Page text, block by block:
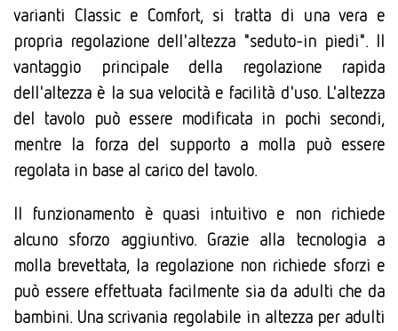
varianti Classic e Comfort, si tratta di una vera e
propria regolazione dell'altezza "seduto-in piedi". Il
vantaggio principale della regolazione rapida
dell'altezza è la sua velocità e facilità d'uso. L'altezza
del tavolo può essere modificata in pochi secondi,
mentre la forza del supporto a molla può essere
regolata in base al carico del tavolo.
Il funzionamento è quasi intuitivo e non richiede
alcuno sforzo aggiuntivo. Grazie alla tecnologia a
molla brevettata, la regolazione non richiede sforzi e
può essere effettuata facilmente sia da adulti che da
bambini. Una scrivania regolabile in altezza per adulti